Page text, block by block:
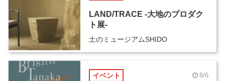
LAND/TRACE -大地のプロダク
ト展-
土のミュージアムSHIDO
イベント 8/6